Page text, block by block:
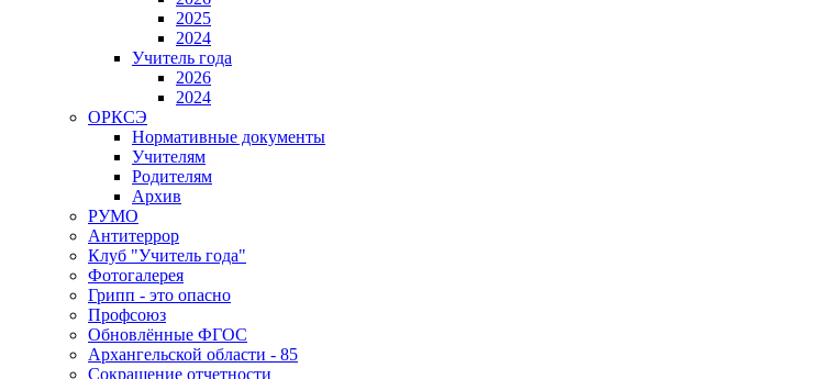
2025
2024
Учитель года
2026
2024
ОРКСЭ
Нормативные документы
Учителям
Родителям
Архив
РУМО
Антитеррор
Клуб "Учитель года"
Фотогалерея
Грипп - это опасно
Профсоюз
Обновлённые ФГОС
Архангельской области - 85
Сокращение отчетности